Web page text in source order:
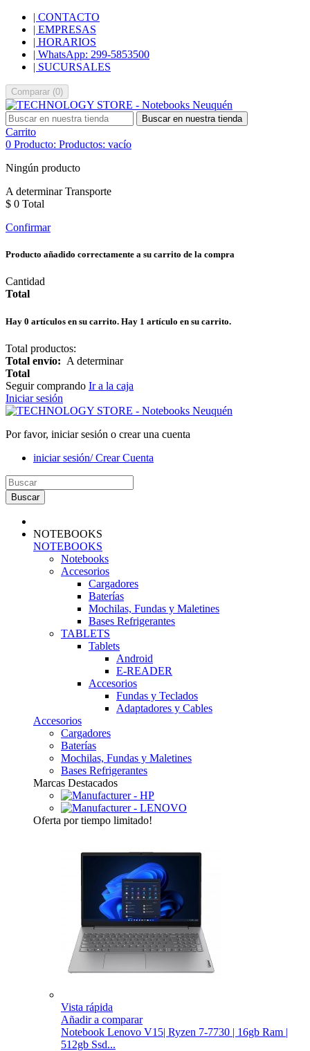
| CONTACTO
| EMPRESAS
| HORARIOS
| WhatsApp: 299-5853500
| SUCURSALES
Comparar (0)
Buscar en nuestra tienda
Carrito
0 Producto: Productos: vacío
Ningún producto
A determinarTransporte
$ 0 Total
Confirmar
Producto añadido correctamente a su carrito de la compra
Cantidad
Total
Hay 0 artículos en su carrito. Hay 1 artículo en su carrito.
Total productos:
Total envío: A determinar
Total
Seguir comprando Ir a la caja
Iniciar sesión
Por favor, iniciar sesión o crear una cuenta
iniciar sesión/ Crear Cuenta
Buscar
NOTEBOOKS
NOTEBOOKS
Notebooks
Accesorios
Cargadores
Baterías
Mochilas, Fundas y Maletines
Bases Refrigerantes
TABLETS
Tablets
Android
E-READER
Accesorios
Fundas y Teclados
Adaptadores y Cables
Accesorios
Cargadores
Baterías
Mochilas, Fundas y Maletines
Bases Refrigerantes
Marcas Destacados
Oferta por tiempo limitado!
Vista rápida
Añadir a comparar
Notebook Lenovo V15| Ryzen 7-7730 | 16gb Ram |
512gb Ssd...